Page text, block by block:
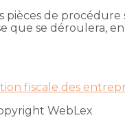
de procédure
que se déroulera,
fiscale des
WebLex